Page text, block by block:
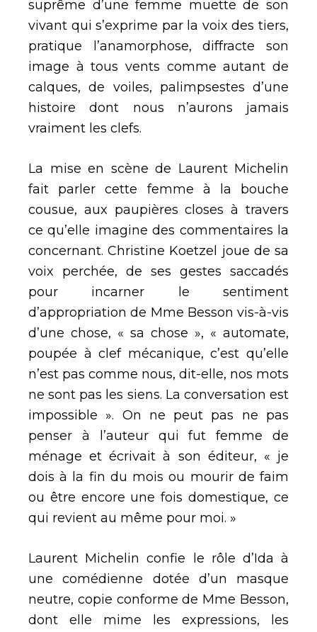
suprême d’une femme muette de son
vivant qui s’exprime par la voix des tiers,
pratique l’anamorphose, diffracte son
image à tous vents comme autant de
calques, de voiles, palimpsestes d’une
histoire dont nous n’aurons jamais
vraiment les clefs.
La mise en scène de Laurent Michelin
fait parler cette femme à la bouche
cousue, aux paupières closes à travers
ce qu’elle imagine des commentaires la
concernant. Christine Koetzel joue de sa
voix perchée, de ses gestes saccadés
pour incarner le sentiment
d’appropriation de Mme Besson vis-à-vis
d’une chose, « sa chose », « automate,
poupée à clef mécanique, c’est qu’elle
n’est pas comme nous, dit-elle, nos mots
ne sont pas les siens. La conversation est
impossible ». On ne peut pas ne pas
penser à l’auteur qui fut femme de
ménage et écrivait à son éditeur, « je
dois à la fin du mois ou mourir de faim
ou être encore une fois domestique, ce
qui revient au même pour moi. »
Laurent Michelin confie le rôle d’Ida à
une comédienne dotée d’un masque
neutre, copie conforme de Mme Besson,
dont elle mime les expressions, les